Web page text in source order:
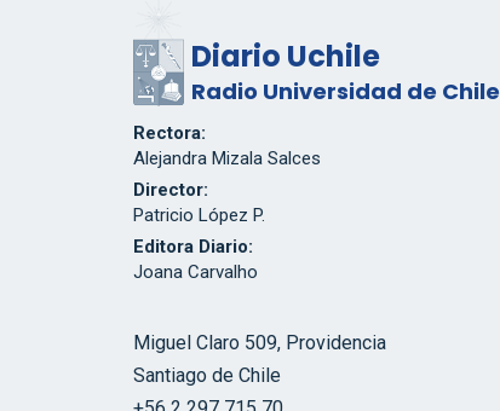
Diario Uchile
Radio Universidad de Chile
Rectora:
Alejandra Mizala Salces
Director:
Patricio López P.
Editora Diario:
Joana Carvalho
Miguel Claro 509, Providencia
Santiago de Chile